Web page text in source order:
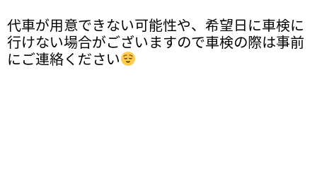
代車が用意できない可能性や、希望日に車検に
行けない場合がございますので車検の際は事前
にご連絡ください